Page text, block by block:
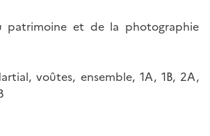
patrimoine et de la photographie
voûtes, ensemble, 1A, 1B, 2A,